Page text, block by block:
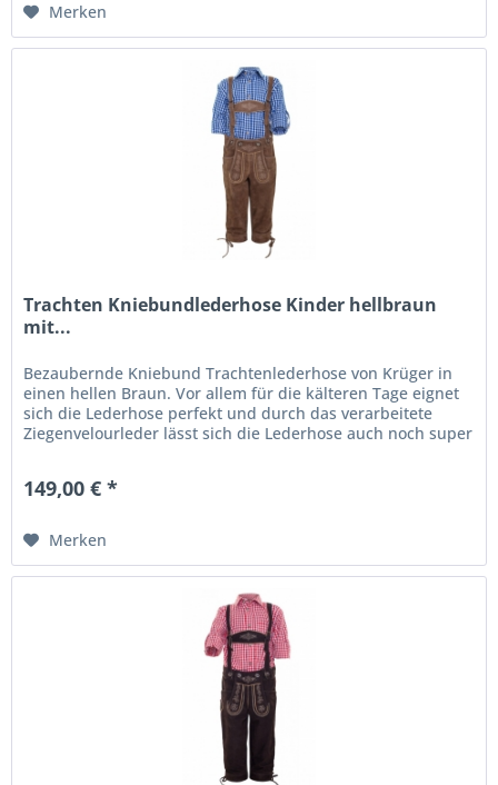
Merken
Trachten Kniebundlederhose Kinder hellbraun
mit...
Bezaubernde Kniebund Trachtenlederhose von Krüger in
einen hellen Braun. Vor allem für die kälteren Tage eignet
sich die Lederhose perfekt und durch das verarbeitete
Ziegenvelourleder lässt sich die Lederhose auch noch super
149,00 € *
Merken